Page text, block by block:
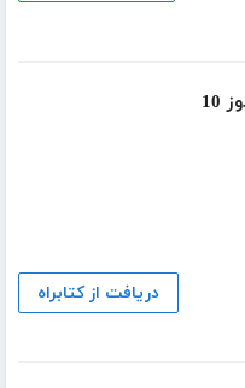
دریافت از کتابراه